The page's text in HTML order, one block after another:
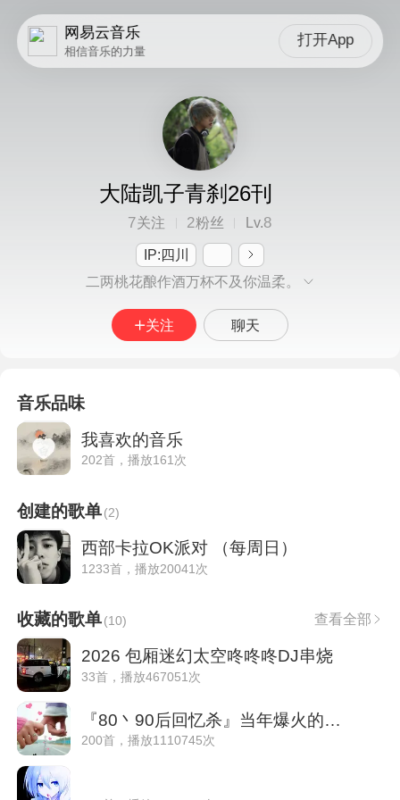
网易云音乐
相信音乐的力量
打开App
大陆凯子青刹26刊
7关注 2粉丝 Lv.8
IP:四川
二两桃花酿作酒万杯不及你温柔。
关注 聊天
音乐品味
我喜欢的音乐
202首，播放161次
创建的歌单(2)
西部卡拉OK派对 （每周日）
1233首，播放20041次
收藏的歌单(10) 查看全部
2026 包厢迷幻太空咚咚咚DJ串烧
33首，播放467051次
『80丶90后回忆杀』当年爆火的非主流神曲
200首，播放1110745次